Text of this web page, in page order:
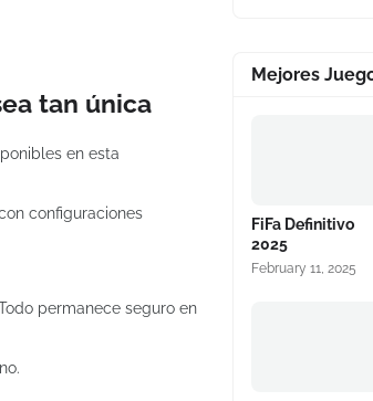
tan única
en esta
configuraciones
permanece seguro en
Mejores
FiFa Definitivo
2025
February 11, 2025